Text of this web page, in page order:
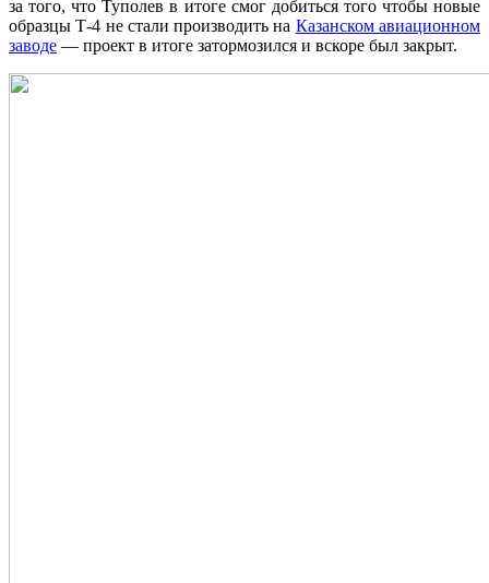
за того, что Туполев в итоге смог добиться того чтобы новые
образцы Т-4 не стали производить на Казанском авиационном
заводе — проект в итоге затормозился и вскоре был закрыт.